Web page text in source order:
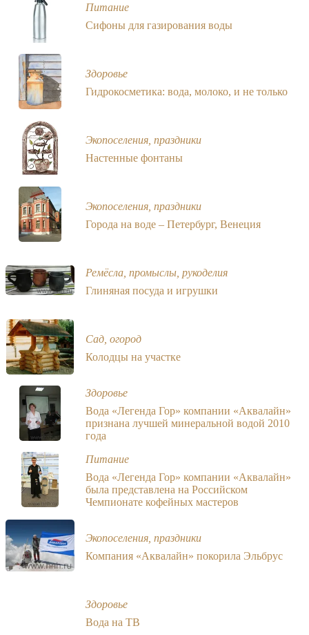
Питание
Сифоны для газирования воды
Здоровье
Гидрокосметика: вода, молоко, и не только
Экопоселения, праздники
Настенные фонтаны
Экопоселения, праздники
Города на воде – Петербург, Венеция
Ремёсла, промыслы, рукоделия
Глиняная посуда и игрушки
Сад, огород
Колодцы на участке
Здоровье
Вода «Легенда Гор» компании «Аквалайн»
признана лучшей минеральной водой 2010
года
Питание
Вода «Легенда Гор» компании «Аквалайн»
была представлена на Российском
Чемпионате кофейных мастеров
Экопоселения, праздники
Компания «Аквалайн» покорила Эльбрус
Здоровье
Вода на ТВ